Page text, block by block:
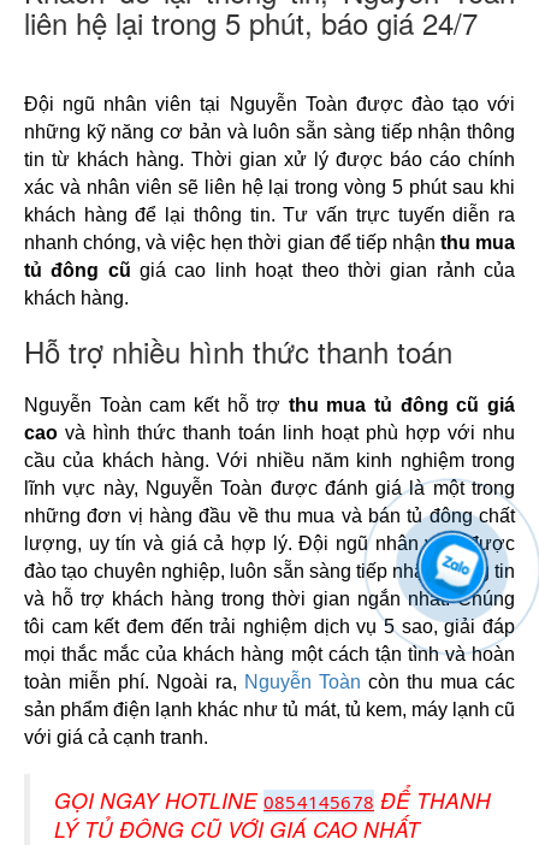
liên hệ lại trong 5 phút, báo giá 24/7
Đội ngũ nhân viên tại Nguyễn Toàn được đào tạo với
những kỹ năng cơ bản và luôn sẵn sàng tiếp nhận thông
tin từ khách hàng. Thời gian xử lý được báo cáo chính
xác và nhân viên sẽ liên hệ lại trong vòng 5 phút sau khi
khách hàng để lại thông tin. Tư vấn trực tuyến diễn ra
nhanh chóng, và việc hẹn thời gian để tiếp nhận thu mua
tủ đông cũ giá cao linh hoạt theo thời gian rảnh của
khách hàng.
Hỗ trợ nhiều hình thức thanh toán
Nguyễn Toàn cam kết hỗ trợ thu mua tủ đông cũ giá
cao và hình thức thanh toán linh hoạt phù hợp với nhu
cầu của khách hàng. Với nhiều năm kinh nghiệm trong
lĩnh vực này, Nguyễn Toàn được đánh giá là một trong
những đơn vị hàng đầu về thu mua và bán tủ đông chất
lượng, uy tín và giá cả hợp lý. Đội ngũ nhân viên được
đào tạo chuyên nghiệp, luôn sẵn sàng tiếp nhận thông tin
và hỗ trợ khách hàng trong thời gian ngắn nhất. Chúng
tôi cam kết đem đến trải nghiệm dịch vụ 5 sao, giải đáp
mọi thắc mắc của khách hàng một cách tận tình và hoàn
toàn miễn phí. Ngoài ra, Nguyễn Toàn còn thu mua các
sản phẩm điện lạnh khác như tủ mát, tủ kem, máy lạnh cũ
với giá cả cạnh tranh.
GỌI NGAY HOTLINE 0854145678 ĐỂ THANH
LÝ TỦ ĐÔNG CŨ VỚI GIÁ CAO NHẤT